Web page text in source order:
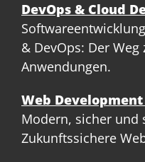
DevOps & Cloud
& DevOps: Der Weg
Anwendungen.
Web
Modern, sicher und
Zukunftssichere